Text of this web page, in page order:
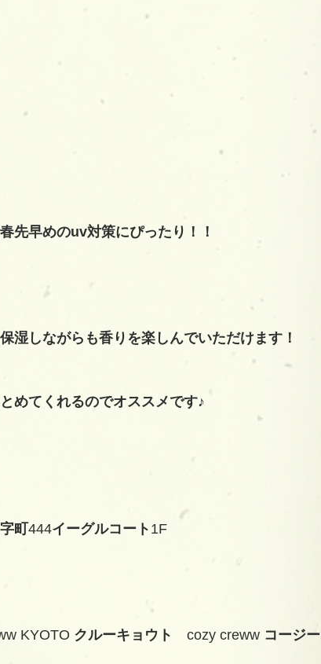
先早めのuv対策にぴったり！！
湿しながらも香りを楽しんでいただけます！
めてくれるのでオススメです♪
町 444イーグルコート 1F
KYOTO クルーキョウト cozy creww コージー